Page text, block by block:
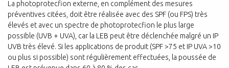
La photoprotecfion externe, en complément des mesures
préventives citées, doit être réalisée avec des SPF (ou FPS) très
élevés et avec un spectre de photoprotecfion le plus large
possible (UVB + UVA), car la LEB peut être déclenchée malgré un IP
UVB très élevé. Si les applications de produit (SPF >75 et IP UVA >10
ou plus si possible) sont régulièrement effectuées, la poussée de